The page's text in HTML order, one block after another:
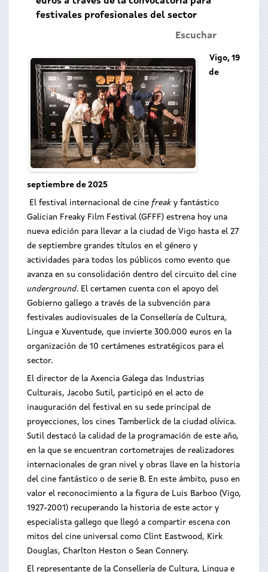
festivales profesionales del sector
Escuchar
Vigo, 19
de
septiembre de 2025
El festival internacional de cine freaky fantástico
Galician Freaky Film Festival (GFFF) estrena hoy una
nueva edición para llevar a la ciudad de Vigo hasta el 27
de septiembre grandes títulos en el género y
actividades para todos los públicos como evento que
avanza en su consolidación dentro del circuito del cine
underground. El certamen cuenta con el apoyo del
Gobierno gallego a través de la subvención para
festivales audiovisuales de la Consellería de Cultura,
Lingua e Xuventude, que invierte 300.000 euros en la
organización de 10 certámenes estratégicos para el
sector.
El director de la Axencia Galega das Industrias
Culturais, Jacobo Sutil, participó en el acto de
inauguración del festival en su sede principal de
proyecciones, los cines Tamberlick de la ciudad olívica.
Sutil destacó la calidad de la programación de este año,
en la que se encuentran cortometrajes de realizadores
internacionales de gran nivel y obras llave en la historia
del cine fantástico o de serie B. En este ámbito, puso en
valor el reconocimiento a la figura de Luis Barboo (Vigo,
1927-2001) recuperando la historia de este actor y
especialista gallego que llegó a compartir escena con
mitos del cine universal como Clint Eastwood, Kirk
Douglas, Charlton Heston o Sean Connery.
El representante de la Consellería de Cultura, Lingua e